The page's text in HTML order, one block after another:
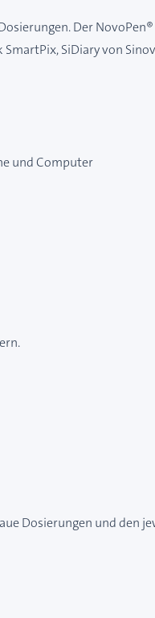
Der
SiDiary von
und Computer
Dosierungen und den